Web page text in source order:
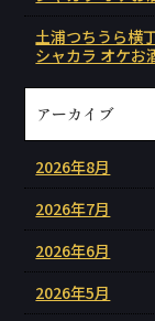
土浦つちうら横
シャカラ オケお
アーカイブ
2026年8月
2026年7月
2026年6月
2026年5月